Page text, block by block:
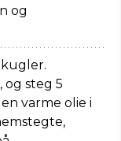
og
og steg 5
varme olie i